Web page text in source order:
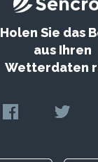
Holen Sie das
aus Ihren
Wetterdaten